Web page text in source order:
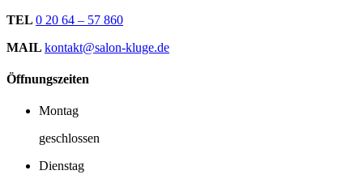
TEL 0 20 64 – 57 860
MAIL kontakt@salon-kluge.de
Öffnungszeiten
Montag
geschlossen
Dienstag